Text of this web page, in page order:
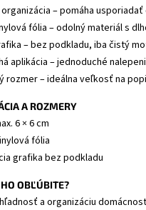
– pomáha
fólia – odolný materiál s
– bez podkladu, iba čistý
aplikácia – jednoduché
rozmer – ideálna veľkosť na
A ROZMERY
6 × 6 cm
fólia
grafika bez podkladu
HO OBĽÚBITE?
a organizáciu